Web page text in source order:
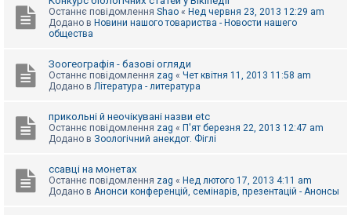
ш
к
м
г
Останнє повідомлення Shao « Нед червня 23, 2013 12:29 am
Додано в Новини нашого товариства - Новости нашего
общества
Зоогеографія - базові огляди
Останнє повідомлення zag « Чет квітня 11, 2013 11:58 am
Додано в Література - литература
прикольні й неочікувані назви etc
Останнє повідомлення zag « П'ят березня 22, 2013 12:47 am
Додано в Зоологічний анекдот. Фіглі
ссавці на монетах
Останнє повідомлення zag « Нед лютого 17, 2013 4:11 am
Додано в Анонси конференцій, семінарів, презентацій - Анонсы